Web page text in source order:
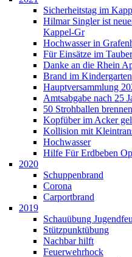
Sicherheitstag im
Hilmar Singler ist
Kappel-Gr
Hochwasser in
Für Einsätze im
Danke an die Rhein
Brand im Kindergarten
Hauptversammlung
Amtsabgabe nach 25
50 Strohballen brennen
Kopfüber im Acker
Kollision mit
Hochwasser
Hilfe Für Erdbeben
2020
Schuppenbrand
Corona
Carportbrand
2019
Schauübung
Stützpunktübung
Nachbar hilft
Feuerwehrhock